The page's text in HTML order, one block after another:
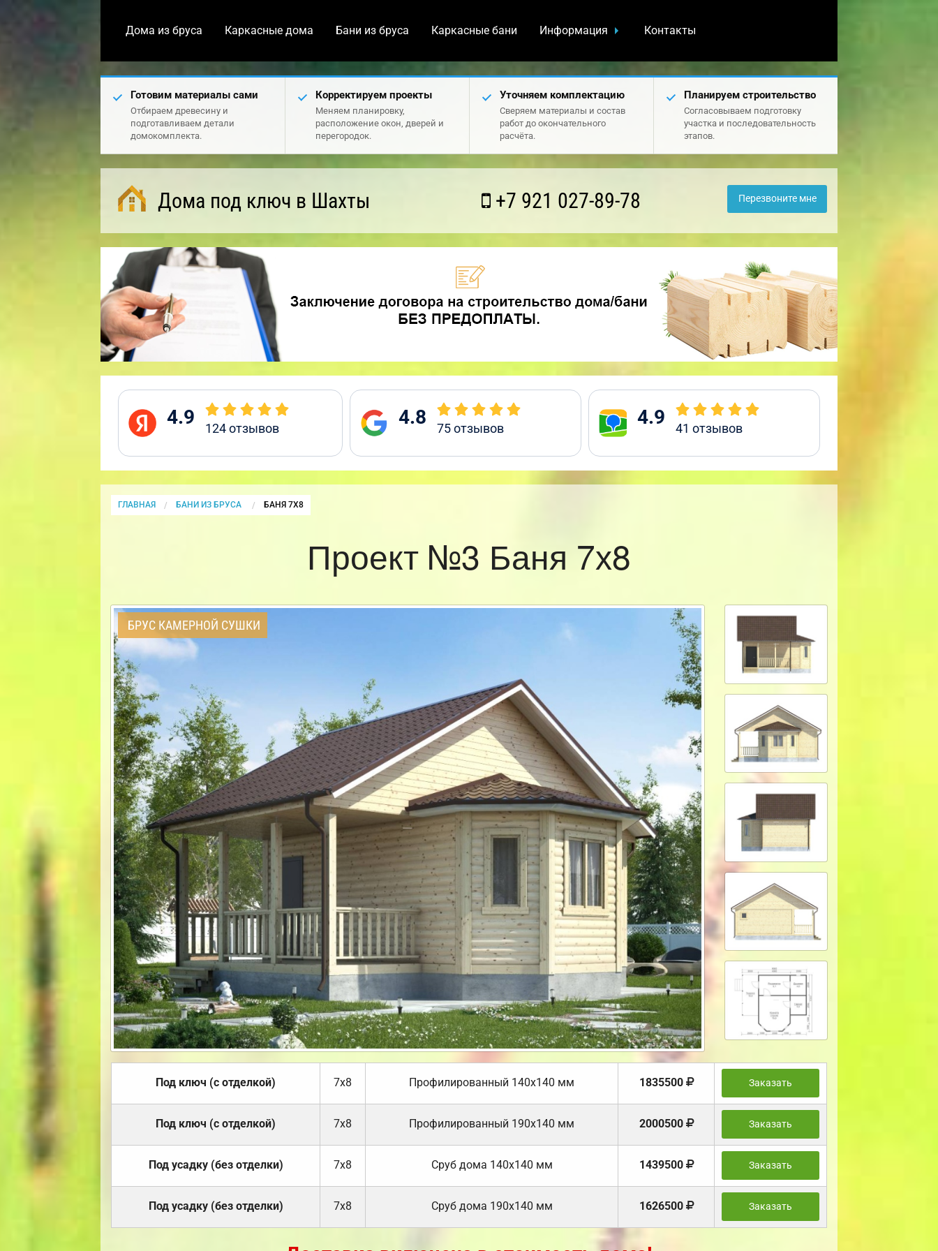
Дома из бруса Каркасные дома Бани из бруса Каркасные бани Информация Контакты
Готовим материалы сами
Отбираем древесину и
подготавливаем детали
домокомплекта.
Корректируем проекты
Меняем планировку,
расположение окон, дверей и
перегородок.
Уточняем комплектацию
Сверяем материалы и состав
работ до окончательного
расчёта.
Планируем строительство
Согласовываем подготовку
участка и последовательность
этапов.
Дома под ключ в Шахты +7 921 027-89-78 Перезвоните мне
4.9 124отзывов 4.8 75отзывов 4.9 41 отзывов
ГЛАВНАЯ БАНИ ИЗ БРУСА CURRENT:
БАНЯ 7Х8
Проект №3 Баня 7х8
БРУС КАМЕРНОЙ СУШКИ
Под ключ (с отделкой) 7х8 Профилированный 140х140 мм 1835500 Заказать
Под ключ (с отделкой) 7х8 Профилированный 190х140 мм 2000500 Заказать
Под усадку (без отделки) 7х8 Cруб дома 140х140 мм 1439500 Заказать
Под усадку (без отделки) 7х8 Cруб дома 190х140 мм 1626500 Заказать